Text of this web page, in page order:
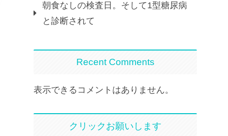
朝食なしの検査日。そして1型糖尿病
と診断されて
Recent Comments
表示できるコメントはありません。
クリックお願いします